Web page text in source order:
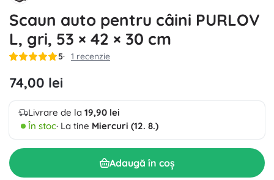
Scaun auto pentru câini PURLOV
L, gri, 53 × 42 × 30 cm
5 1 recenzie
74,00 lei
Livrare de la 19,90 lei
În stoc· La tine Miercuri (12. 8.)
Adaugă în coș